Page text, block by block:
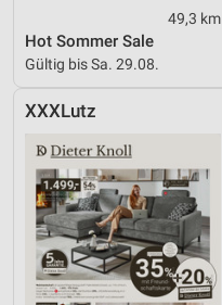
49,3 km
Hot Sommer Sale
Gültig bis Sa. 29.08.
XXXLutz